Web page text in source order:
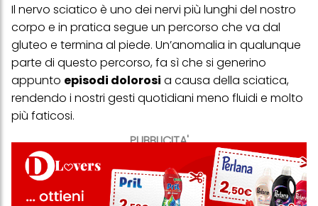
PUBBLICITA'
Il nervo sciatico è uno dei nervi più lunghi del nostro
corpo e in pratica segue un percorso che va dal
gluteo e termina al piede. Un’anomalia in qualunque
parte di questo percorso, fa sì che si generino
appunto episodi dolorosi a causa della sciatica,
rendendo i nostri gesti quotidiani meno fluidi e molto
più faticosi.